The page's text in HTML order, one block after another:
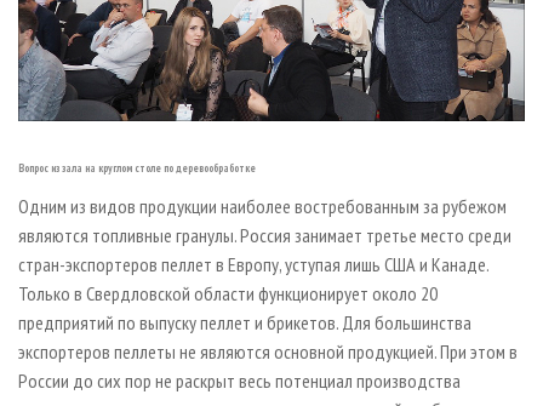
Вопрос из зала на круглом столе по деревообработке
Одним из видов продукции наиболее востребованным за рубежом
являются топливные гранулы. Россия занимает третье место среди
стран-экспортеров пеллет в Европу, уступая лишь США и Канаде.
Только в Свердловской области функционирует около 20
предприятий по выпуску пеллет и брикетов. Для большинства
экспортеров пеллеты не являются основной продукцией. При этом в
России до сих пор не раскрыт весь потенциал производства